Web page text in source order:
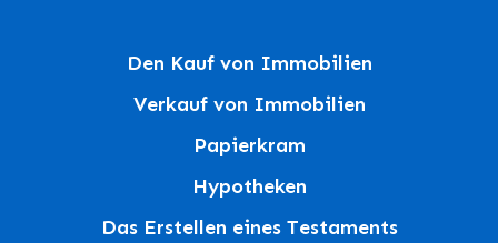
Den Kauf von Immobilien
Verkauf von Immobilien
Papierkram
Hypotheken
Das Erstellen eines Testaments